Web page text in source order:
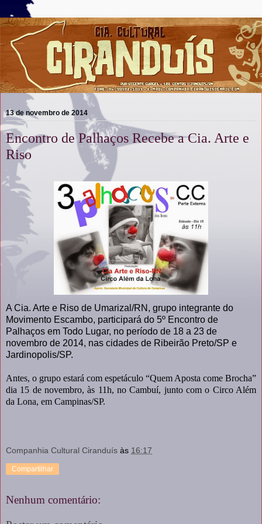
13 de novembro de 2014
Encontro de Palhaços Recebe a Cia. Arte e
Riso
A Cia. Arte e Riso de Umarizal/RN, grupo integrante do
Movimento Escambo, participará do 5º Encontro de
Palhaços em Todo Lugar, no período de 18 a 23 de
novembro de 2014, nas cidades de Ribeirão Preto/SP e
Jardinopolis/SP.
Antes, o grupo estará com espetáculo “Quem Aposta come Brocha”
dia 15 de novembro, às 11h, no Cambuí, junto com o Circo Além
da Lona, em Campinas/SP.
Companhia Cultural Ciranduís às 16:17
Compartilhar
Nenhum comentário: